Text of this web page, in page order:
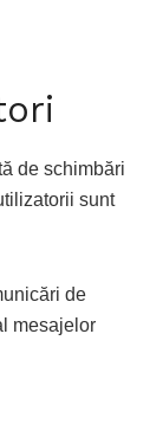
de schimbări
sunt
de
mesajelor